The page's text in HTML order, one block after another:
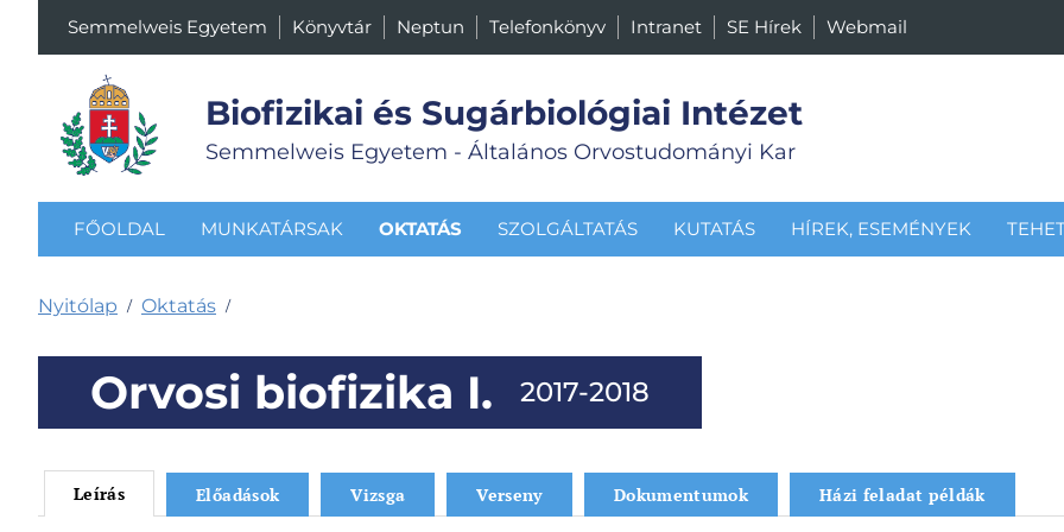
Semmelweis Egyetem Könyvtár Neptun Telefonkönyv Intranet SE Hírek Webmail
Biofizikai és Sugárbiológiai Intézet
Semmelweis Egyetem - Általános Orvostudományi Kar
FŐOLDAL MUNKATÁRSAK OKTATÁS SZOLGÁLTATÁS KUTATÁS HÍREK, ESEMÉNYEK
Nyitólap / Oktatás /
Orvosi biofizika I. 2017-2018
Leírás Előadások Vizsga Verseny Dokumentumok Házi feladat példák